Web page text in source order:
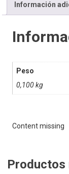
Información
Peso
0,100 kg
Content missing
Productos